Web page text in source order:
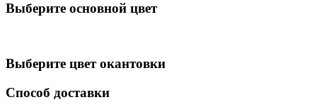
Выберите oсновной цвет
Выберите цвет окантовки
Способ доставки